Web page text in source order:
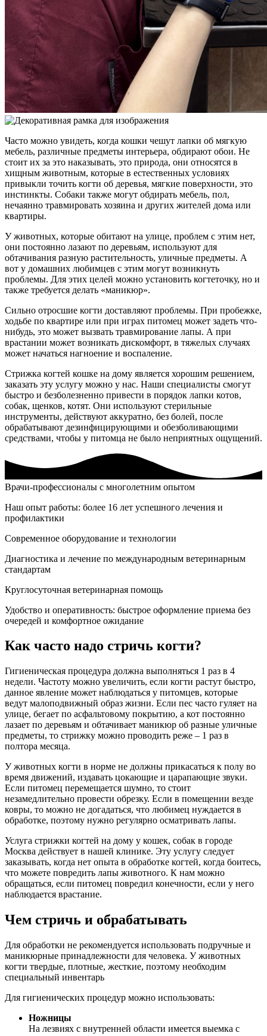
Часто можно увидеть, когда кошки чешут лапки об мягкую
мебель, различные предметы интерьера, обдирают обои. Не
стоит их за это наказывать, это природа, они относятся в
хищным животным, которые в естественных условиях
привыкли точить когти об деревья, мягкие поверхности, это
инстинкты. Собаки также могут обдирать мебель, пол,
нечаянно травмировать хозяина и других жителей дома или
квартиры.
У животных, которые обитают на улице, проблем с этим нет,
они постоянно лазают по деревьям, используют для
обтачивания разную растительность, уличные предметы. А
вот у домашних любимцев с этим могут возникнуть
проблемы. Для этих целей можно установить когтеточку, но и
также требуется делать «маникюр».
Сильно отросшие когти доставляют проблемы. При пробежке,
ходьбе по квартире или при играх питомец может задеть что-
нибудь, это может вызвать травмирование лапы. А при
врастании может возникать дискомфорт, в тяжелых случаях
может начаться нагноение и воспаление.
Стрижка когтей кошке на дому является хорошим решением,
заказать эту услугу можно у нас. Наши специалисты смогут
быстро и безболезненно привести в порядок лапки котов,
собак, щенков, котят. Они используют стерильные
инструменты, действуют аккуратно, без болей, после
обрабатывают дезинфицирующими и обезболивающими
средствами, чтобы у питомца не было неприятных ощущений.
Врачи-профессионалы с многолетним опытом
Наш опыт работы: более 16 лет успешного лечения и
профилактики
Современное оборудование и технологии
Диагностика и лечение по международным ветеринарным
стандартам
Круглосуточная ветеринарная помощь
Удобство и оперативность: быстрое оформление приема без
очередей и комфортное ожидание
Как часто надо стричь когти?
Гигиеническая процедура должна выполняться 1 раз в 4
недели. Частоту можно увеличить, если когти растут быстро,
данное явление может наблюдаться у питомцев, которые
ведут малоподвижный образ жизни. Если пес часто гуляет на
улице, бегает по асфальтовому покрытию, а кот постоянно
лазает по деревьям и обтачивает маникюр об разные уличные
предметы, то стрижку можно проводить реже – 1 раз в
полтора месяца.
У животных когти в норме не должны прикасаться к полу во
время движений, издавать цокающие и царапающие звуки.
Если питомец перемещается шумно, то стоит
незамедлительно провести обрезку. Если в помещении везде
ковры, то можно не догадаться, что любимец нуждается в
обработке, поэтому нужно регулярно осматривать лапы.
Услуга стрижки когтей на дому у кошек, собак в городе
Москва действует в нашей клинике. Эту услугу следует
заказывать, когда нет опыта в обработке когтей, когда боитесь,
что можете повредить лапы животного. К нам можно
обращаться, если питомец повредил конечности, если у него
наблюдается врастание.
Чем стричь и обрабатывать
Для обработки не рекомендуется использовать подручные и
маникюрные принадлежности для человека. У животных
когти твердые, плотные, жесткие, поэтому необходим
специальный инвентарь
Для гигиенических процедур можно использовать:
Ножницы
На лезвиях с внутренней области имеется выемка с